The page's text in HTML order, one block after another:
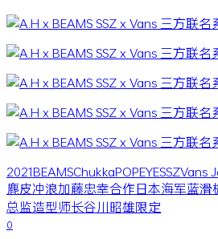
2021BEAMSChukkaPOPEYESSZVans
麂皮冲浪加藤忠幸合作日本海军蓝滑
总监造型师长谷川昭雄限定
0